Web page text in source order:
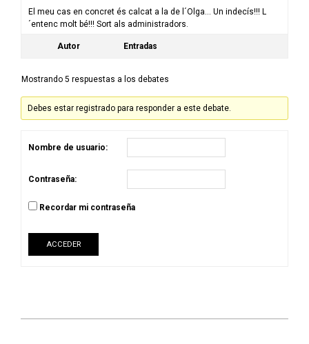
El meu cas en concret és calcat a la de l´Olga… Un indecís!!! L
´entenc molt bé!!! Sort als administradors.
Autor Entradas
Mostrando 5 respuestas a los debates
Debes estar registrado para responder a este debate.
Nombre de usuario:
Contraseña:
Recordar mi contraseña
ACCEDER